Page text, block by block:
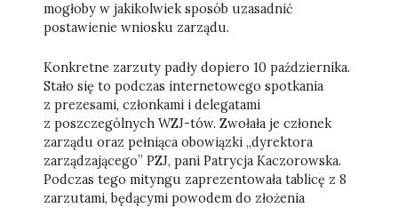
mogłoby w jakikolwiek sposób uzasadnić
postawienie wniosku zarządu.
Konkretne zarzuty padły dopiero 10 października.
Stało się to podczas internetowego spotkania
z prezesami, członkami i delegatami
z poszczególnych WZJ-tów. Zwołała je członek
zarządu oraz pełniąca obowiązki „dyrektora
zarządzającego” PZJ, pani Patrycja Kaczorowska.
Podczas tego mityngu zaprezentowała tablicę z 8
zarzutami, będącymi powodem do złożenia